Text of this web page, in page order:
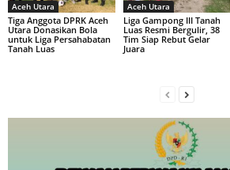
Aceh Utara
Tiga Anggota DPRK Aceh
Utara Donasikan Bola
untuk Liga Persahabatan
Tanah Luas
Aceh Utara
Liga Gampong III Tanah
Luas Resmi Bergulir, 38
Tim Siap Rebut Gelar
Juara